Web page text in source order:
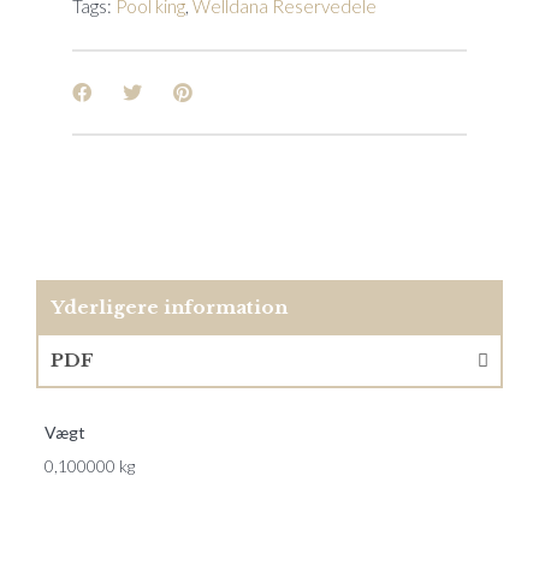
Tags: Pool king Welldana Reservedele
Yderligere information
PDF
Vægt
0,100000 kg